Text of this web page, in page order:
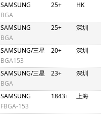
SAMSUNG
BGA
25+ HK
SAMSUNG
BGA
25+ 深圳
SAMSUNG/三星
BGA153
20+ 深圳
SAMSUNG/三星
BGA
23+ 深圳
SAMSUNG
FBGA-153
1843+ 上海